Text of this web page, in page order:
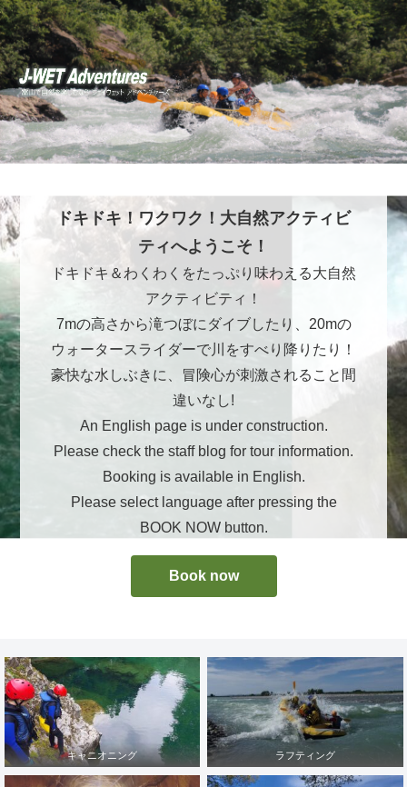
ドキドキ！ワクワク！大自然アクティビ
ティへようこそ！
ドキドキ＆わくわくをたっぷり味わえる大自然
アクティビティ！
7mの高さから滝つぼにダイブしたり、20mの
ウォータースライダーで川をすべり降りたり！
豪快な水しぶきに、冒険心が刺激されること間
違いなし!
An English page is under construction.
Please check the staff blog for tour information.
Booking is available in English.
Please select language after pressing the
BOOK NOW button.
Book now
キャニオニング ラフティング